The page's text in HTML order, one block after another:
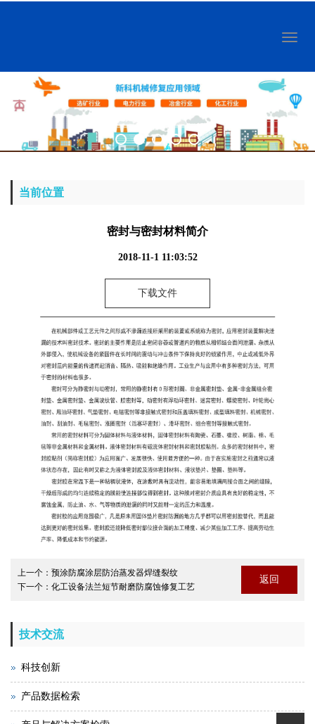
当前位置
密封与密封材料简介
2018-11-1 11:03:52
下载文件
上一个： 预涂防腐涂层防治蒸发器焊缝裂纹
下一个： 化工设备法兰短节耐磨防腐蚀修复工艺
返回
技术交流
科技创新
产品数据检索